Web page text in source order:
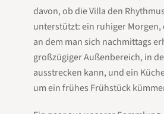
davon, ob die Villa den
unterstützt: ein ruhiger Morgen,
an dem man sich nachmittags
großzügiger Außenbereich, in
ausstrecken kann, und ein
um ein frühes Frühstück